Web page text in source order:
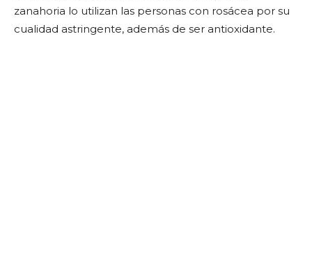
zanahoria lo utilizan las personas con rosácea por su
cualidad astringente, además de ser antioxidante.